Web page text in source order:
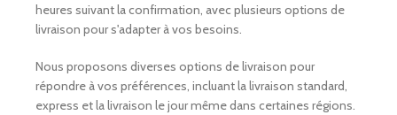
heures suivant la confirmation, avec plusieurs options de
livraison pour s'adapter à vos besoins.
Nous proposons diverses options de livraison pour
répondre à vos préférences, incluant la livraison standard,
express et la livraison le jour même dans certaines régions.